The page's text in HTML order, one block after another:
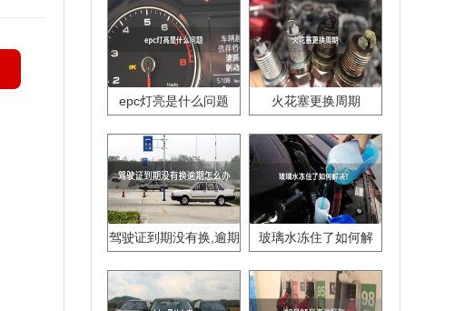
epc灯亮是什么问题 火花塞更换周期
驾驶证到期没有换,逾期
玻璃水冻住了如何解